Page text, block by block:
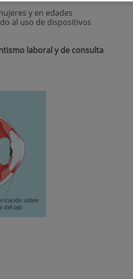
y en edades
al uso de dispositivos
laboral y de consulta